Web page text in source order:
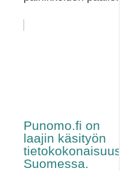
Punomo.fi on
laajin käsityön
Suomessa.